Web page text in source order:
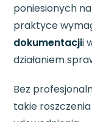
poniesionych
praktyce
dokumentacjii
działaniem
Bez
takie